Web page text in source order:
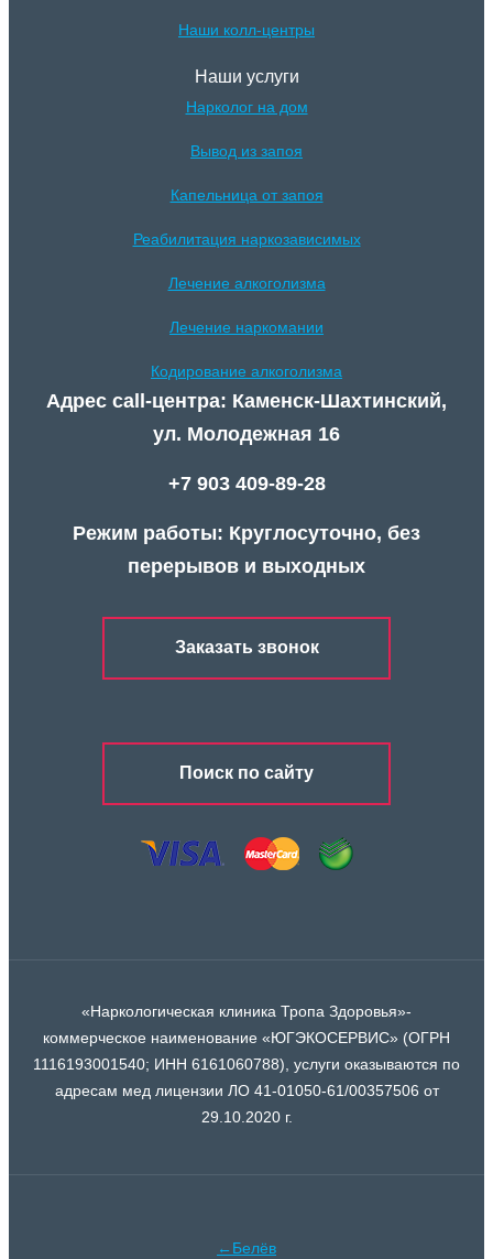
Наши колл-центры
Наши услуги
Нарколог на дом
Вывод из запоя
Капельница от запоя
Реабилитация наркозависимых
Лечение алкоголизма
Лечение наркомании
Кодирование алкоголизма
Адрес call-центра: Каменск-Шахтинский,
ул. Молодежная 16
+7 903 409-89-28
Режим работы: Круглосуточно, без
перерывов и выходных
Заказать звонок
Поиск по сайту
«Наркологическая клиника Тропа Здоровья»-
коммерческое наименование «ЮГЭКОСЕРВИС» (ОГРН
1116193001540; ИНН 6161060788), услуги оказываются по
адресам мед лицензии ЛО 41-01050-61/00357506 от
29.10.2020 г.
←Белёв